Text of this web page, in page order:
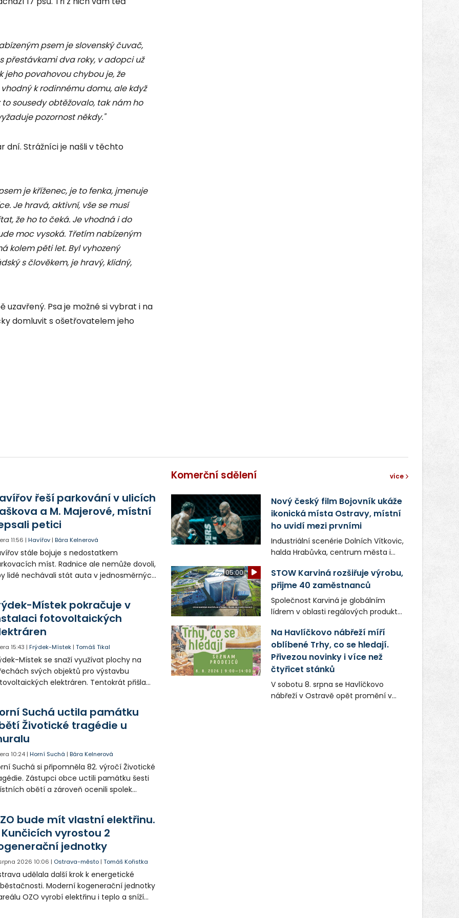
psem je slovenský čuvač,
přestávkami dva roky, v adopci už
jeho povahovou chybou je, že
k rodinnému domu, ale když
sousedy obtěžovalo, tak nám ho
pozornost někdy."
dní. Strážníci je našli v těchto
je kříženec, je to fenka, jmenuje
Je hravá, aktivní, vše se musí
že ho to čeká. Je vhodná i do
moc vysoká. Třetím nabízeným
kolem pěti let. Byl vyhozený
s člověkem, je hravý, klidný,
Psa je možné si vybrat i na
domluvit s ošetřovatelem jeho
řeší parkování v ulicích
a M. Majerové, místní
petici
11:56 |Havířov |Bára Kelnerová
stále bojuje s nedostatkem
míst. Radnice ale nemůže dovoli,
lidé nechávali stát auta v jednosměrných
někteří obyvatelé rozhodli sepsat petici.
Místek pokračuje v
fotovoltaických
15:43 |Frýdek-Místek |Tomáš Tikal
Místek se snaží využívat plochy na
svých objektů pro výstavbu
elektráren. Tentokrát přišla
Suchá uctila památku
Životické tragédie u
10:24 |Horní Suchá |Bára Kelnerová
Suchá si připomněla 82. výročí Životické
Zástupci obce uctili památku šesti
obětí a zároveň ocenili spolek
bude mít vlastní elektřinu.
Kunčicích vyrostou 2
jednotky
2026 10:06 | Ostrava-město |Tomáš Kořistka
udělala další krok k energetické
Moderní kogenerační jednotky
OZO vyrobí elektřinu i teplo a sníží
Komerční sdělení více
Nový český film Bojovník ukáže
ikonická místa Ostravy, místní
ho uvidí mezi prvními
Industriální scenérie Dolních Vítkovic,
halda Hrabůvka, centrum města i
v novém filmu Bojovník, který vstoupí
do kin už 13. srpna. Režiséři Vojtěch
Frič a Tomáš Dianiška si
moravskoslezskou metropoli
nevybrali náhodou – její syrová
atmosféra se stala přirozenou
součástí příběhu bývalého
boxerského šampiona Hoffa (Milan
Ondrík), jenž se po letech vrací do
světa vrcholových zápasů, tentokrát
v MMA.
05:00
STOW Karviná rozšiřuje výrobu,
přijme 40 zaměstnanců
Společnost Karviná je globálním
lídrem v oblasti regálových produktů
zaměstnavatelem na Karvinsku a
firmou s obrovským potenciálem.
Na Havlíčkovo nábřeží míří
oblíbené Trhy, co se hledají.
Přivezou novinky i více než
čtyřicet stánků
V sobotu 8. srpna se Havlíčkovo
nábřeží v Ostravě opět promění v